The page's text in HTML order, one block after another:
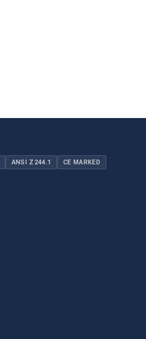
ANSI Z244.1 CE MARKED